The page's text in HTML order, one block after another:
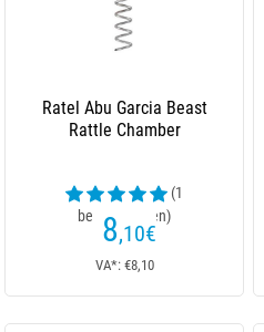
Ratel Abu Garcia Beast
Rattle Chamber
(1
beoordelingen)
8,10€
VA*: €8,10